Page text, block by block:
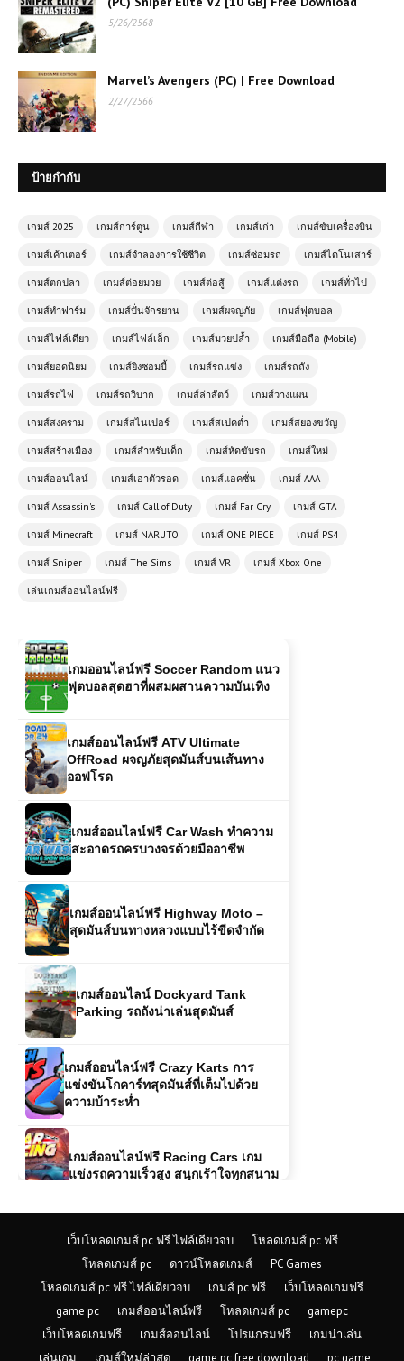
5/26/2568
Marvel’s Avengers (PC) | Free Download
2/27/2566
ป้ายกำกับ
เกมส์ 2025 เกมส์การ์ตูน เกมส์กีฬา เกมส์เก่า เกมส์ขับเครื่องบิน
เกมส์เค้าเตอร์ เกมส์จำลองการใช้ชีวิต เกมส์ซ่อมรถ เกมส์ไดโนเสาร์
เกมส์ตกปลา เกมส์ต่อยมวย เกมส์ต่อสู้ เกมส์แต่งรถ เกมส์ทั่วไป
เกมส์ทำฟาร์ม เกมส์ปั่นจักรยาน เกมส์ผจญภัย เกมส์ฟุตบอล
เกมส์ไฟล์เดียว เกมส์ไฟล์เล็ก เกมส์มวยปล้ำ เกมส์มือถือ (Mobile)
เกมส์ยอดนิยม เกมส์ยิงซอมบี้ เกมส์รถแข่ง เกมส์รถถัง
เกมส์รถไฟ เกมส์รถวิบาก เกมส์ล่าสัตว์ เกมส์วางแผน
เกมส์สงคราม เกมส์สไนเปอร์ เกมส์สเปคต่ำ เกมส์สยองขวัญ
เกมส์สร้างเมือง เกมส์สำหรับเด็ก เกมส์หัดขับรถ เกมส์ใหม่
เกมส์ออนไลน์ เกมส์เอาตัวรอด เกมส์แอคชั่น เกมส์ AAA
เกมส์ Assassin's เกมส์ Call of Duty เกมส์ Far Cry เกมส์ GTA
เกมส์ Minecraft เกมส์ NARUTO เกมส์ ONE PIECE เกมส์ PS4
เกมส์ Sniper เกมส์ The Sims เกมส์ VR เกมส์ Xbox One
เล่นเกมส์ออนไลน์ฟรี
เกมส์ออนไลน์ฟรี Martial Arts Fighter
เกมวิ่งสุดโหดที่ท้าทายความเร็วและ
จังหวะในตัวคุณ
เกมออนไลน์ฟรี Highway Racer Pro
เกมแข่งรถความเร็วสูงที่สายซิ่งต้องลอง
ฟุตบอลสุดฮาที่ผสมผสานความบันเทิง
เกมส์ออนไลน์ฟรี ATV Ultimate
OffRoad ผจญภัยสุดมันส์บนเส้นทาง
ออฟโรด
สุดมันส์บนทางหลวงแบบไร้ขีดจำกัด
Parking รถถังน่าเล่นสุดมันส์
เกมส์ออนไลน์ฟรี Crazy Karts การ
แข่งขันโกคาร์ทสุดมันส์ที่เต็มไปด้วย
ความบ้าระห่ำ
แข่งรถความเร็วสูง สนุกเร้าใจทุกสนาม
เกมส์ออนไลน์ฟรี Monster Truck
Racing แข่งรถยักษ์สุดมันส์ ขับเคลื่อน
พลังความแรงไม่หยุด!
เว็บโหลดเกมส์ pc ฟรี ไฟล์เดียวจบ
โหลดเกมส์ pc ฟรี
โหลดเกมส์ pc
ดาวน์โหลดเกมส์
PC Games
โหลดเกมส์ pc ฟรี ไฟล์เดียวจบ
เกมส์ pc ฟรี
เว็บโหลดเกมฟรี
game pc
เกมส์ออนไลน์ฟรี โหลดเกมส์ pc
gamepc
เว็บโหลดเกมฟรี
เกมส์ออนไลน์ โปรแกรมฟรี
เกมน่าเล่น
เล่นเกม
เกมส์ใหม่ล่าสุด game pc free download pc game